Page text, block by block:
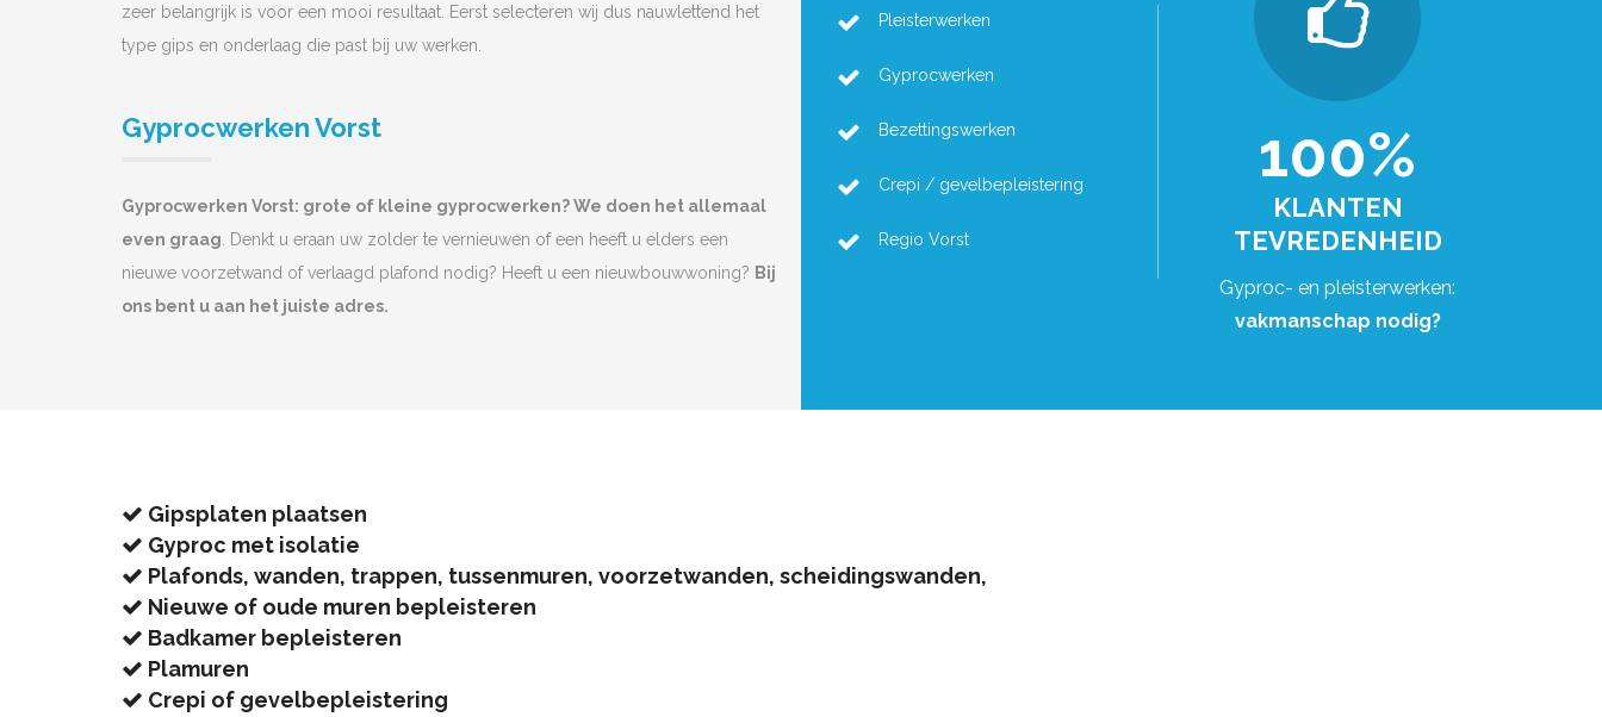
zeer belangrijk is voor een mooi resultaat. Eerst selecteren wij dus nauwlettend het
type gips en onderlaag die past bij uw werken.
Gyprocwerken Vorst
Gyprocwerken Vorst: grote of kleine gyprocwerken? We doen het allemaal
even graag . Denkt u eraan uw zolder te vernieuwen of een heeft u elders een
nieuwe voorzetwand of verlaagd plafond nodig? Heeft u een nieuwbouwwoning? Bij
ons bent u aan het juiste adres.
Pleisterwerken
Gyprocwerken
Bezettingswerken
Crepi / gevelbepleistering
Regio Vorst
100%
KLANTEN
TEVREDENHEID
Gyproc- en pleisterwerken:
vakmanschap nodig?
Gipsplaten plaatsen
Gyproc met isolatie
Plafonds, wanden, trappen, tussenmuren, voorzetwanden, scheidingswanden,
Nieuwe of oude muren bepleisteren
Badkamer bepleisteren
Plamuren
Crepi of gevelbepleistering